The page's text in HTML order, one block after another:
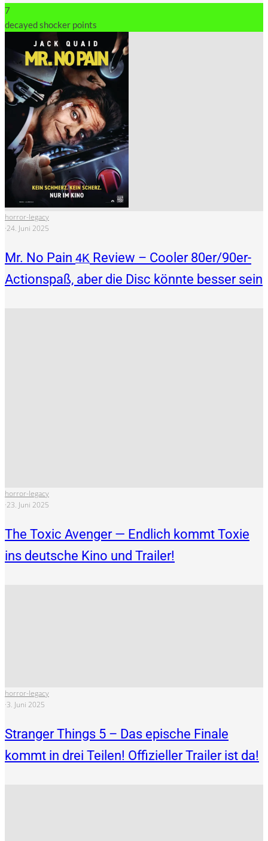
7
decayed shocker points
horror-legacy
·24. Juni 2025
Mr. No Pain 4K Review – Cooler 80er/90er-
Actionspaß, aber die Disc könnte besser sein
horror-legacy
·23. Juni 2025
The Toxic Avenger — Endlich kommt Toxie
ins deutsche Kino und Trailer!
horror-legacy
·3. Juni 2025
Stranger Things 5 – Das epische Finale
kommt in drei Teilen! Offizieller Trailer ist da!